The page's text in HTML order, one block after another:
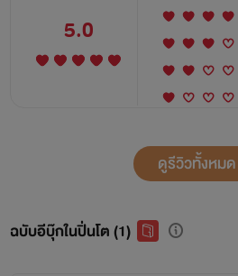
5.0
ดูรีวิวทั้งหมด
ฉบับอีบุ๊กในปิ่นโต (1)